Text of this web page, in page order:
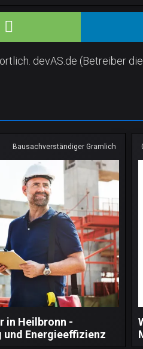
devAS.de (Betreiber
Bausachverständiger Gramlich
in Heilbronn -
und Energieeffizienz